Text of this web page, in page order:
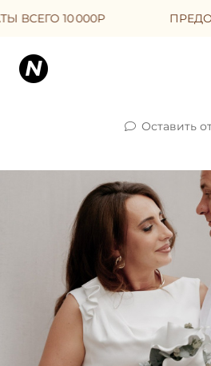
ПРЕДОПЛАТА ЗА
Оставить